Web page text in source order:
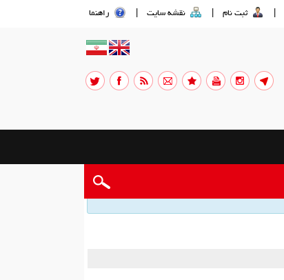
ثبت نام نقشه سايت راهنما